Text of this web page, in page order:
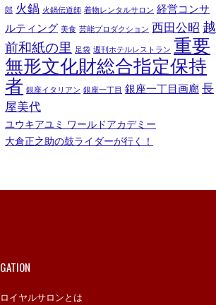
郎 火鍋 火鍋伝道師 着物レンタルサロン 経営コンサ
ルティング 美食 芸能プロダクション 西田公昭 越
前和紙の里 足袋 週刊ホテルレストラン 重要
無形文化財総合指定保持
者 銀座イタリアン 銀座一丁目 銀座一丁目画廊 長
屋美代
ユウキアユミ ワールドアカデミー
大倉正之助の鼓ライダーが行く！
イヤルサロンとは